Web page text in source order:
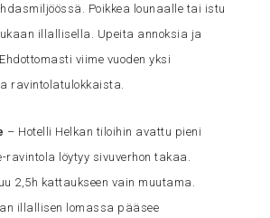
Poikkea lounaalle tai istu
illallisella. Upeita annoksia ja
viime vuoden yksi
ravintolatulokkaista.
– Hotelli Helkan tiloihin avattu pieni
ravintola löytyy sivuverhon takaa.
2,5h kattaukseen vain muutama.
illallisen lomassa pääsee